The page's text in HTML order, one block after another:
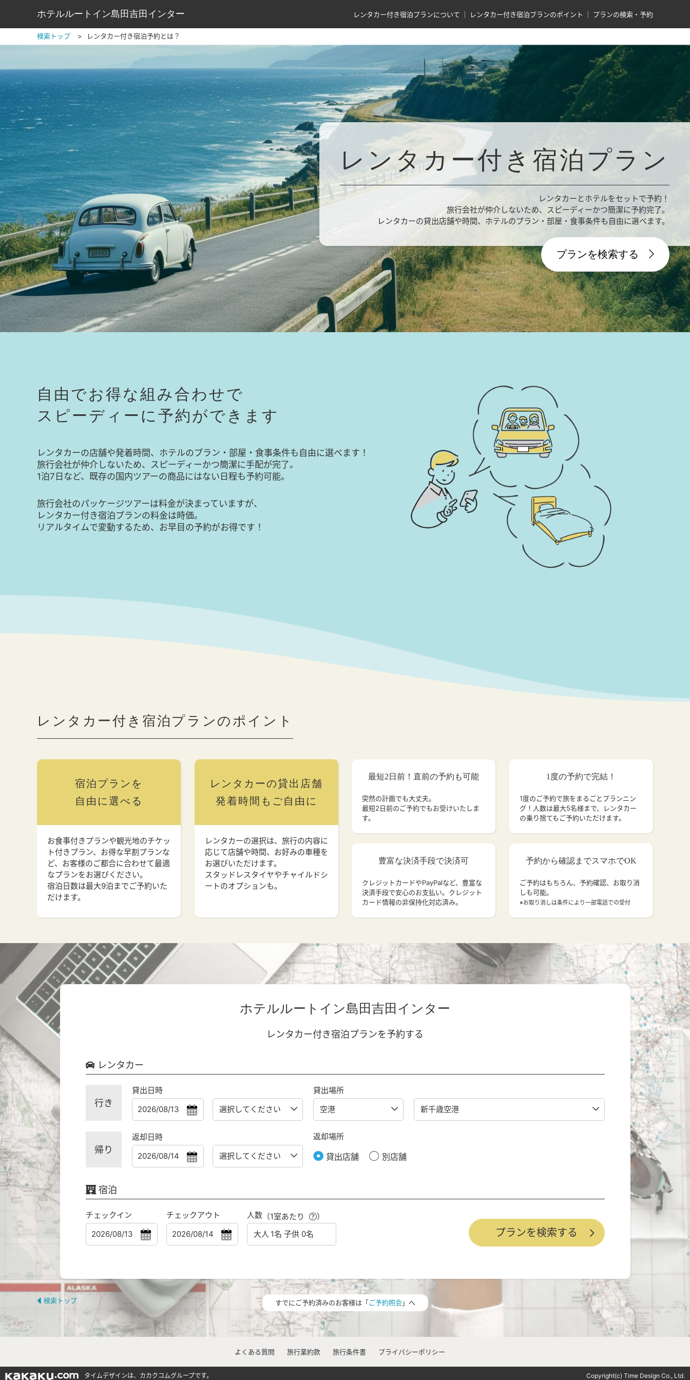
ホテルルートイン島田吉田インター レンタカー付き宿泊プランについて レンタカー付き宿泊プランのポイント プランの検索・予約
検索トップ レンタカー付き宿泊予約とは？
レンタカー付き宿泊プラン
レンタカーとホテルをセットで予約！
旅行会社が仲介しないため、スピーディーかつ簡潔に予約完了。
レンタカーの貸出店舗や時間、ホテルのプラン・部屋・食事条件も自由に選べます。
プランを検索する
自由でお得な組み合わせで
スピーディーに予約ができます
レンタカーの店舗や発着時間、ホテルのプラン・部屋・食事条件も自由に選べます！
旅行会社が仲介しないため、スピーディーかつ簡潔に手配が完了。
1泊7日など、既存の国内ツアーの商品にはない日程も予約可能。
旅行会社のパッケージツアーは料金が決まっていますが、
レンタカー付き宿泊プランの料金は時価。
リアルタイムで変動するため、お早目の予約がお得です！
レンタカー付き宿泊プランのポイント
宿泊プランを
自由に選べる
お食事付きプランや観光地のチケッ
ト付きプラン、お得な早割プランな
ど、お客様のご都合に合わせて最適
なプランをお選びください。
宿泊日数は最大9泊までご予約いた
だけます。
レンタカーの貸出店舗
発着時間もご自由に
レンタカーの選択は、旅行の内容に
応じて店舗や時間、お好みの車種を
お選びいただけます。
スタッドレスタイヤやチャイルドシ
ートのオプションも。
最短2日前！直前の予約も可能
突然の計画でも大丈夫。
最短2日前のご予約でもお受けいたしま
す。
豊富な決済手段で決済可
クレジットカードやPayPalなど、豊富な
決済手段で安心のお支払い。クレジット
カード情報の非保持化対応済み。
1度の予約で完結！
1度のご予約で旅をまるごとプランニン
グ！人数は最大5名様まで、レンタカー
の乗り捨てもご予約いただけます。
予約から確認までスマホでOK
ご予約はもちろん、予約確認、お取り消
しも可能。
※お取り消しは条件により一部電話での受付
ホテルルートイン島田吉田インター
レンタカー付き宿泊プランを予約する
レンタカー
行き
貸出日時 貸出場所
帰り
返却日時 返却場所
貸出店舗 別店舗
宿泊
チェックイン チェックアウト 人数（1室あたり ）
検索トップ すでにご予約済みのお客様は「ご予約照会」へ
よくある質問 旅行業約款 旅行条件書 プライバシーポリシー
タイムデザインは、カカクコムグループです。 Copyright(c) Time Design Co., Ltd.